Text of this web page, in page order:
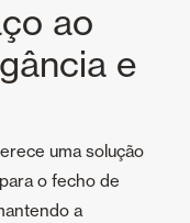
ao
e
uma solução
o fecho de
a